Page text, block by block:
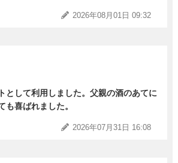
2026年08月01日 09:32
として利用しました。父親の酒のあてに
も喜ばれました。
2026年07月31日 16:08